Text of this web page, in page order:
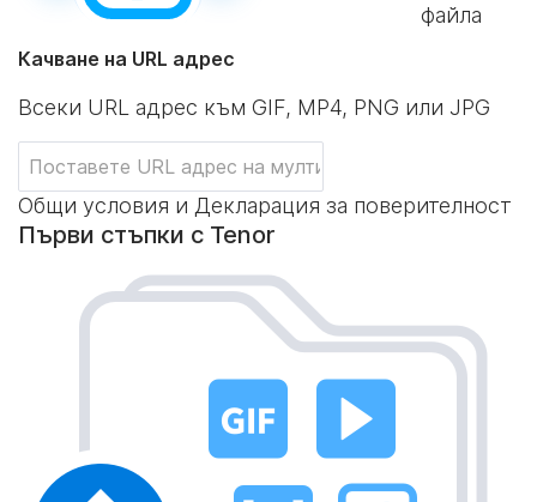
файла
Качване на URL адрес
Всеки URL адрес към GIF, MP4, PNG или JPG
Общи условия и Декларация за поверителност
Първи стъпки с Tenor